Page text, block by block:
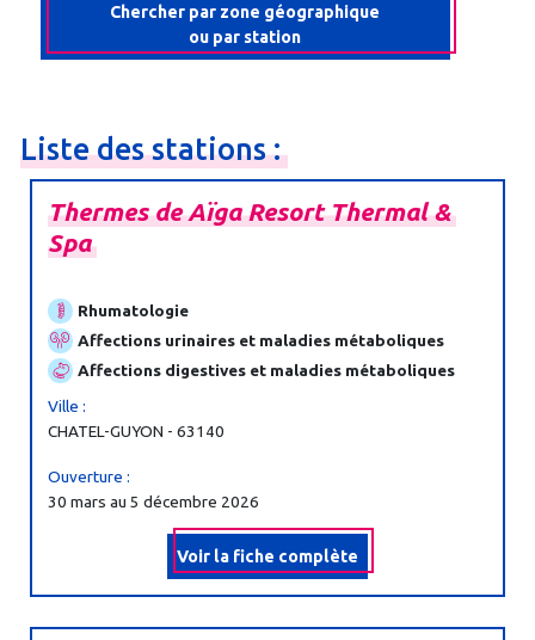
Chercher par zone géographique
ou par station
Listedesstations:
ThermesdeAïgaResortThermal&
Spa
Rhumatologie
Affections urinaires et maladies métaboliques
Affections digestives et maladies métaboliques
Ville :
CHATEL-GUYON - 63140
Ouverture :
30 mars au 5 décembre 2026
Voir la fiche complète